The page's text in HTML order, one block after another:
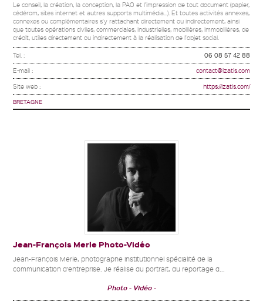
Le conseil, la création, la conception, la PAO et l'impression de tout document (papier,
cédérom, sites internet et autres supports multimédia...). Et toutes activités annexes,
connexes ou complémentaires s'y rattachant directement ou indirectement, ainsi
que toutes opérations civiles, commerciales, industrielles, mobilières, immobilières, de
crédit, utiles directement ou indirectement à la réalisation de l'objet social.
Tel. : 06 08 57 42 88
E-mail : contact@izatis.com
Site web : https://izatis.com/
BRETAGNE
Jean-François Merle Photo-Vidéo
Jean-François Merle, photographe institutionnel spécialité de la
communication d’entreprise. Je réalise du portrait, du reportage d...
Photo Vidéo